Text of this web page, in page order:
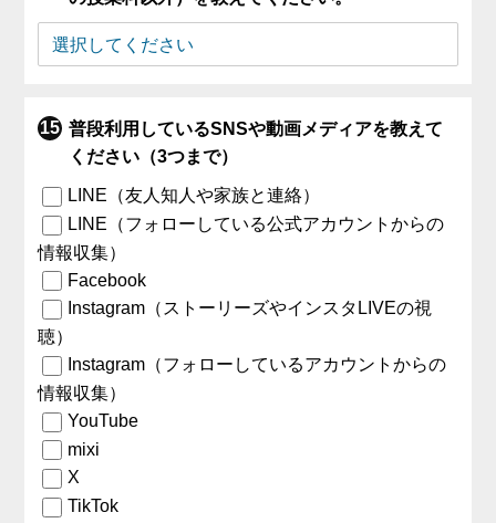
普段利用しているSNSや動画メディアを教えて
ください（3つまで）
LINE（友人知人や家族と連絡）
LINE（フォローしている公式アカウントからの
情報収集）
Facebook
Instagram（ストーリーズやインスタLIVEの視
聴）
Instagram（フォローしているアカウントからの
情報収集）
YouTube
mixi
X
TikTok